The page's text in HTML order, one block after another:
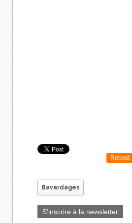
Repost
Bavardages
S'inscrire à la newsletter